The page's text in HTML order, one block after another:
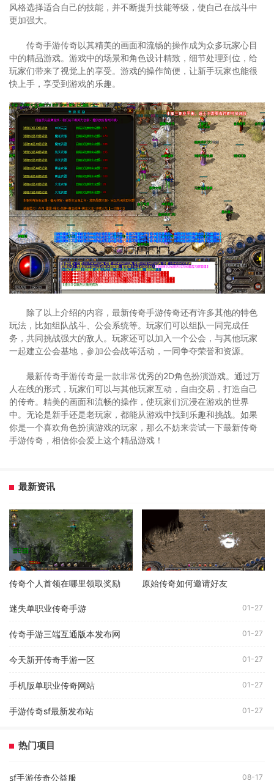
风格选择适合自己的技能，并不断提升技能等级，使自己在战斗中
更加强大。
传奇手游传奇以其精美的画面和流畅的操作成为众多玩家心目
中的精品游戏。游戏中的场景和角色设计精致，细节处理到位，给
玩家们带来了视觉上的享受。游戏的操作简便，让新手玩家也能很
快上手，享受到游戏的乐趣。
除了以上介绍的内容，最新传奇手游传奇还有许多其他的特色
玩法，比如组队战斗、公会系统等。玩家们可以组队一同完成任
务，共同挑战强大的敌人。玩家还可以加入一个公会，与其他玩家
一起建立公会基地，参加公会战等活动，一同争夺荣誉和资源。
最新传奇手游传奇是一款非常优秀的2D角色扮演游戏。通过万
人在线的形式，玩家们可以与其他玩家互动，自由交易，打造自己
的传奇。精美的画面和流畅的操作，使玩家们沉浸在游戏的世界
中。无论是新手还是老玩家，都能从游戏中找到乐趣和挑战。如果
你是一个喜欢角色扮演游戏的玩家，那么不妨来尝试一下最新传奇
手游传奇，相信你会爱上这个精品游戏！
最新资讯
传奇个人首领在哪里领取奖励 原始传奇如何邀请好友
迷失单职业传奇手游 01-27
传奇手游三端互通版本发布网 01-27
今天新开传奇手游一区 01-27
手机版单职业传奇网站 01-27
手游传奇sf最新发布站 01-27
热门项目
sf手游传奇公益服 08-17